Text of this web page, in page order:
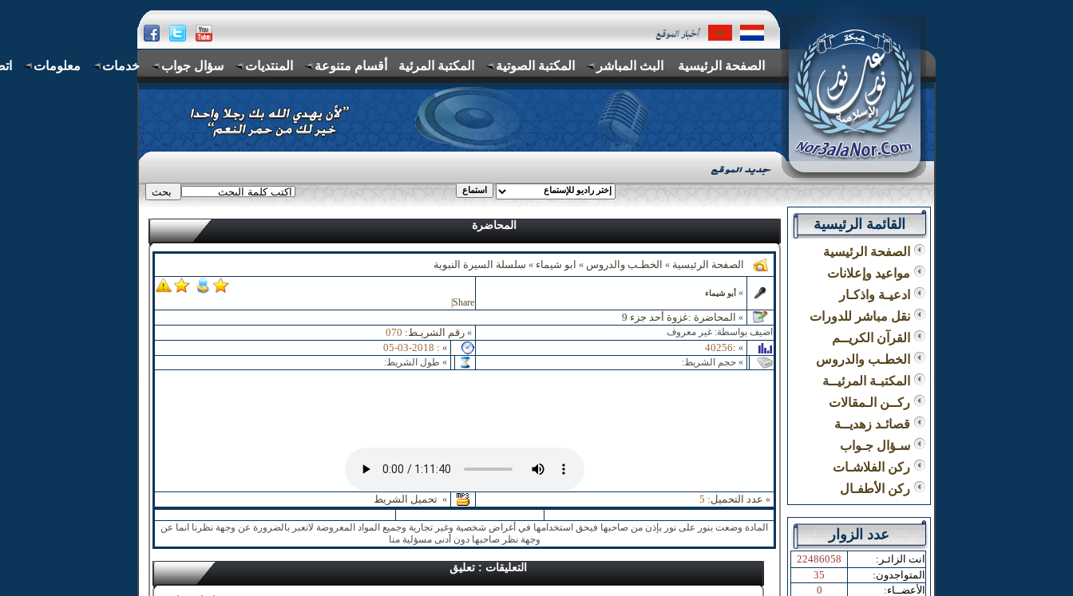
معلومات خدمات سؤال جواب المنتديات أقسام متنوعة المكتبة المرئية المكتبة الصوتية البث المباشر الصفحة الرئيسية
المحاضرة
الصفحة الرئيسية » الخطـب والدروس » ابو شيماء » سلسلة السيرة النبوية
» أبو شيماء
Share
|
»
المحاضرة :غزوة أحد جزء 9
اضيف بواسطة: غير معروف »رقم الشريـط: 070
»
:
40256
»
:
05-03-2018
» حجم الشريط: » طول الشريط:
»عدد التحميل: 5
» تحميل الشريط
المادة وضعت بنور على نور بإذن من صاحبها فيحق استخدامها في أغراض شخصية وغير تجارية وجميع المواد المعروضة لاتعبر بالضرورة عن وجهة نظرنا انما عن
وجهة نظر صاحبها دون أدنى مسؤلية منا
التعليقات : تعليق
القائمة الرئيسية
الصفحة الرئيسية
مواعيد وإعلانات
ادعيـة واذكـار
نقل مباشر للدورات
القرآن الكريــم
الخطـب والدروس
المكتبـة المرئيــة
ركــن الـمقالات
قصائـد زهديــة
سـؤال جـواب
ركن الفلاشـات
ركن الأطفـال
عدد الزوار
22486058
:انت الزائـر
35
:المتواجدون
0
:الأعضــاء